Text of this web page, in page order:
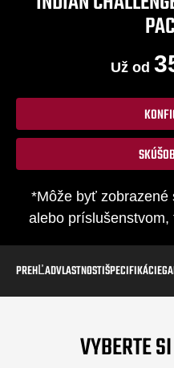
Už od
*Môže byť zobrazené
alebo
PREHĽADVLASTNOSTIŠPECIFIKÁCIE
VYBERTE